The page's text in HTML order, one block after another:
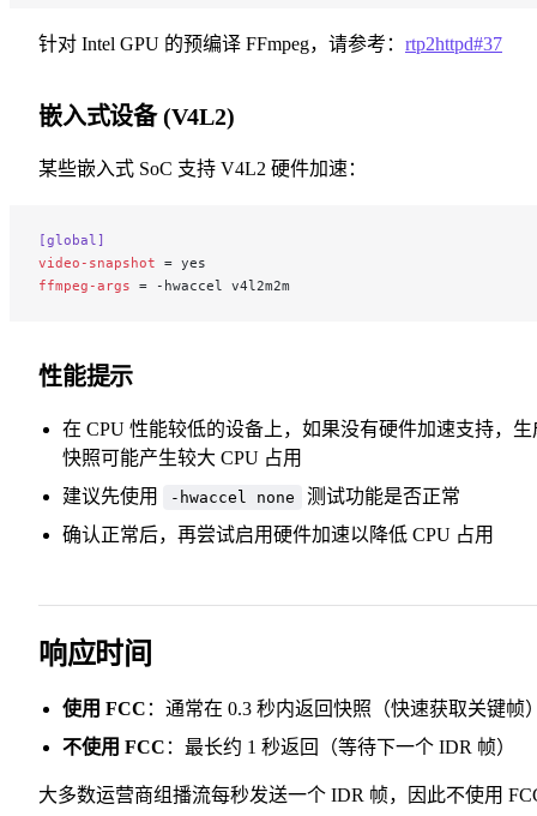
针对 Intel GPU 的预编译 FFmpeg，请参考： rtp2httpd#37
嵌入式设备 (V4L2)
某些嵌入式 SoC 支持 V4L2 硬件加速：
[global]
video-snapshot = yes
ffmpeg-args = -hwaccel v4l2m2m
性能提示
在 CPU 性能较低的设备上，如果没有硬件加速支持，生
快照可能产生较大 CPU 占用
建议先使用
-hwaccel none
测试功能是否正常
确认正常后，再尝试启用硬件加速以降低 CPU 占用
响应时间
使用 FCC ：通常在 0.3 秒内返回快照（快速获取关键帧
不使用 FCC ：最长约 1 秒返回（等待下一个 IDR 帧）
大多数运营商组播流每秒发送一个 IDR 帧，因此不使用